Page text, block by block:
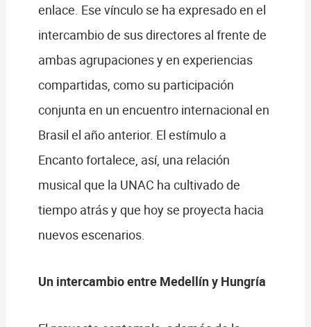
enlace. Ese vínculo se ha expresado en el
intercambio de sus directores al frente de
ambas agrupaciones y en experiencias
compartidas, como su participación
conjunta en un encuentro internacional en
Brasil el año anterior. El estímulo a
Encanto fortalece, así, una relación
musical que la UNAC ha cultivado de
tiempo atrás y que hoy se proyecta hacia
nuevos escenarios.
Un intercambio entre Medellín y Hungría